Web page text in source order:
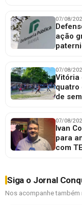
07/08/
ação
07/08/
Vitória
quatro
de
07/08/
Ivan
para
com
Siga o Jornal
Nos acompanhe também